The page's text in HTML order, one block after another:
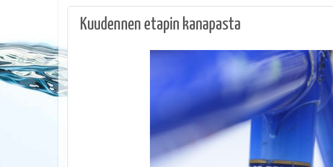
Kuudennen etapin kanapasta